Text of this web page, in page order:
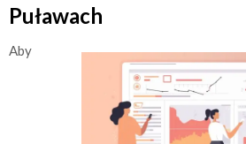
Puławach
Aby